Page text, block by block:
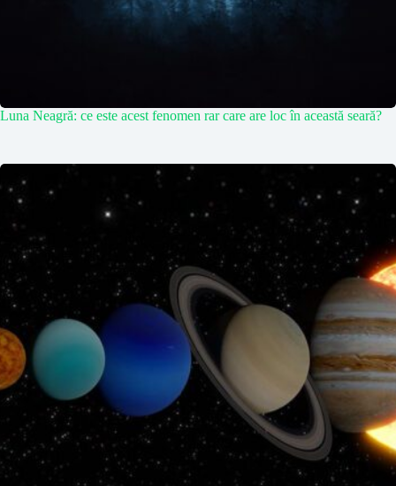
Luna Neagră: ce este acest fenomen rar care are loc în această seară?